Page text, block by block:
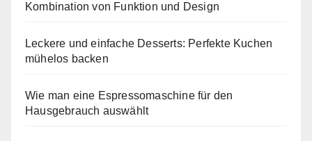
Kombination von Funktion und Design
Leckere und einfache Desserts: Perfekte Kuchen
mühelos backen
Wie man eine Espressomaschine für den
Hausgebrauch auswählt